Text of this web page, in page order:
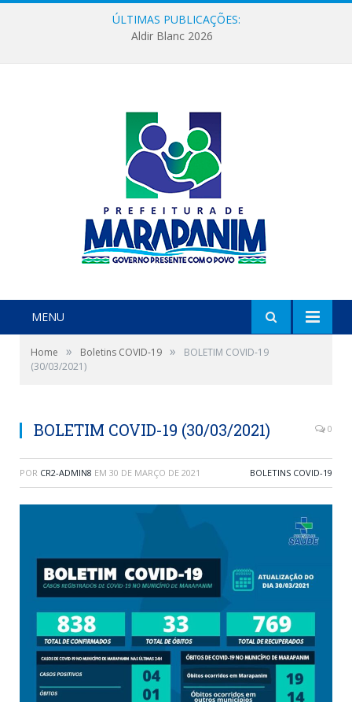
ÚLTIMAS PUBLICAÇÕES:
Aldir Blanc 2026
MENU
Home » Boletins COVID-19 »
BOLETIM COVID-19
(30/03/2021)
BOLETIM COVID-19 (30/03/2021) 0
POR CR2-ADMIN8 EM 30 DE MARÇO DE 2021 BOLETINS COVID-19